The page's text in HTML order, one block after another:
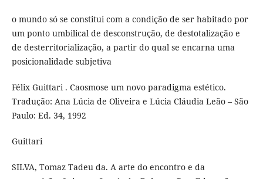
o mundo só se constitui com a condição de ser habitado por
um ponto umbilical de desconstrução, de destotalização e
de desterritorialização, a partir do qual se encarna uma
posicionalidade subjetiva
Félix Guittari . Caosmose um novo paradigma estético.
Tradução: Ana Lúcia de Oliveira e Lúcia Cláudia Leão – São
Paulo: Ed. 34, 1992
Guittari
SILVA, Tomaz Tadeu da. A arte do encontro e da